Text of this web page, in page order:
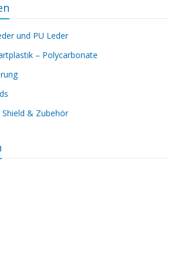
und PU Leder
– Polycarbonate
& Zubehör